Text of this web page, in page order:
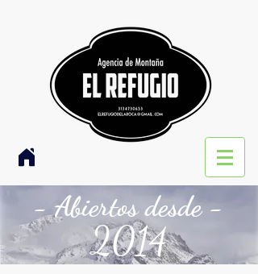
- Abiertos desde -
2014